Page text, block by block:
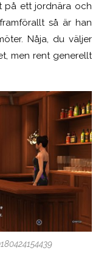
på ett jordnära och
så är han
Nåja, du väljer
men rent generellt